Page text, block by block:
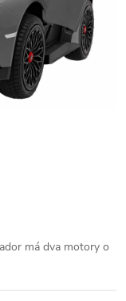
má dva motory o